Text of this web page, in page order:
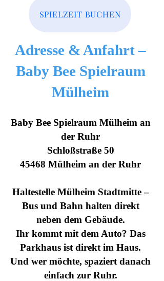
SPIELZEIT BUCHEN
Adresse & Anfahrt –
Baby Bee Spielraum
Mülheim
Baby Bee Spielraum Mülheim an
der Ruhr
Schloßstraße 50
45468 Mülheim an der Ruhr
Haltestelle Mülheim Stadtmitte –
Bus und Bahn halten direkt
neben dem Gebäude.
Ihr kommt mit dem Auto? Das
Parkhaus ist direkt im Haus.
Und wer möchte, spaziert danach
einfach zur Ruhr.